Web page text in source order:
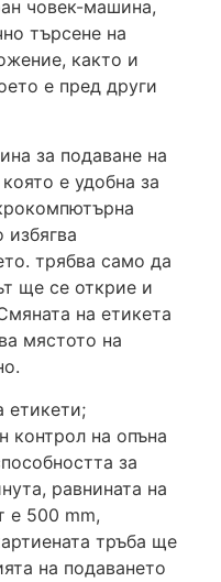
човек-машина,
търсене на
както и
е пред други
за подаване на
е удобна за
избягва
трябва само да
ще се открие и
на етикета
мястото на
етикети;
контрол на опъна
за
равнината на
е 500 mm,
тръба ще
на подаването